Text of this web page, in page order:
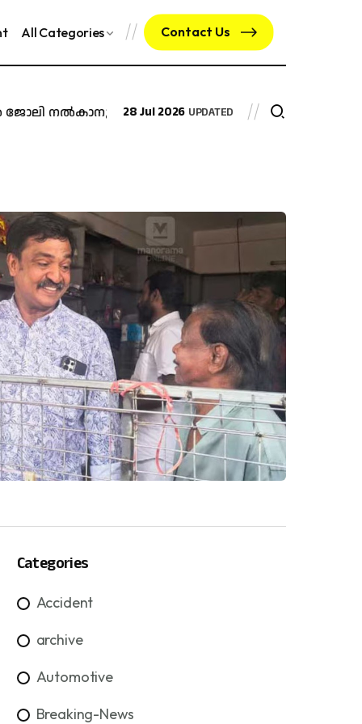
All Categories Contact Us
ഉത്തരവ് റദ്ദാക്കി മദ്രാസ് ഹൈക്കോടതി
28 Jul 2026 UPDATED
Categories
Accident
archive
Automotive
Breaking-News